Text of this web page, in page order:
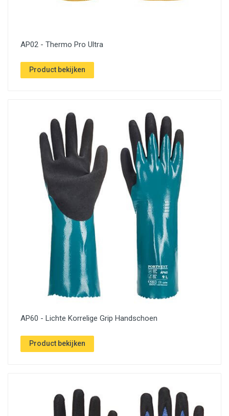
AP02 - Thermo Pro Ultra
Product bekijken
AP60 - Lichte Korrelige Grip Handschoen
Product bekijken